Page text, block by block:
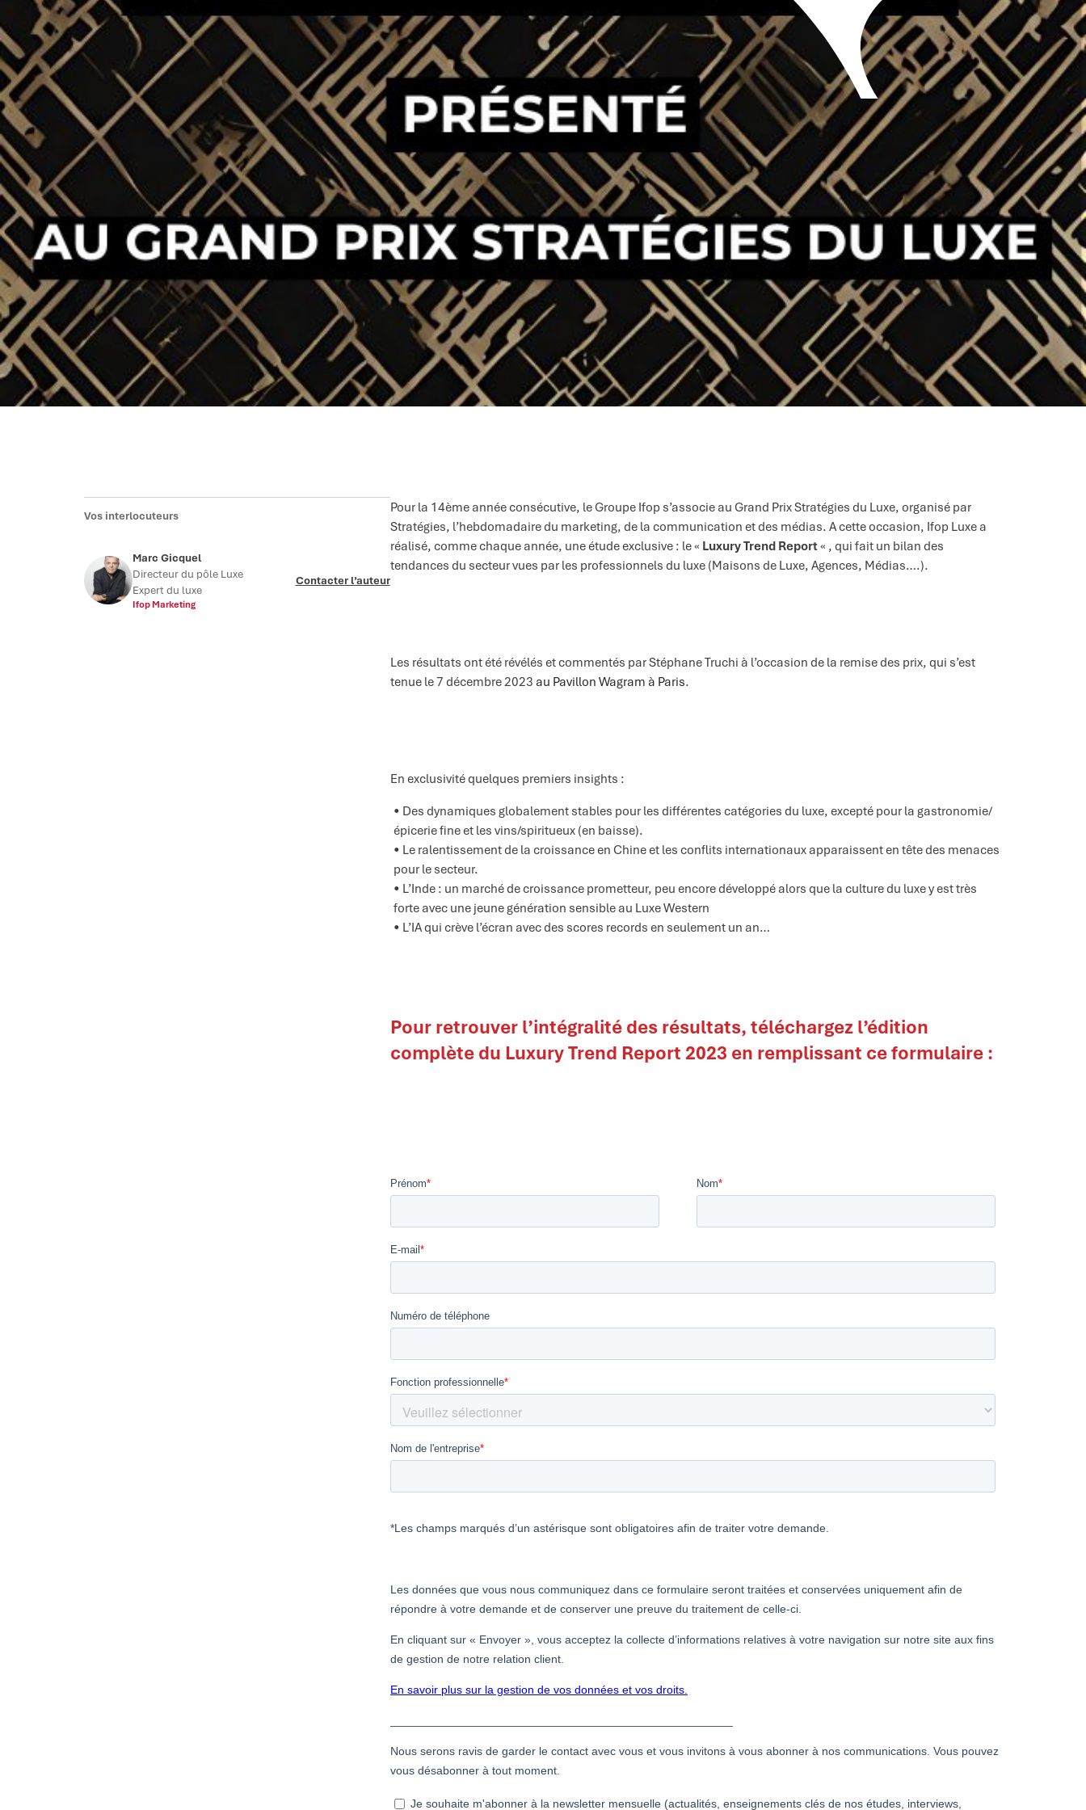
Vos interlocuteurs
Marc Gicquel
Directeur du pôle Luxe
Expert du luxe
Ifop Marketing
Contacter l’auteur
Pour la 14ème année consécutive, le Groupe Ifop s’associe au Grand Prix Stratégies du Luxe, organisé par
Stratégies, l’hebdomadaire du marketing, de la communication et des médias. A cette occasion, Ifop Luxe a
réalisé, comme chaque année, une étude exclusive : le « Luxury Trend Report« , qui fait un bilan des
tendances du secteur vues par les professionnels du luxe (Maisons de Luxe, Agences, Médias….).
Les résultats ont été révélés et commentés par Stéphane Truchi à l’occasion de la remise des prix, qui s’est
tenue le 7 décembre 2023 au Pavillon Wagram à Paris.
En exclusivité quelques premiers insights :
Des dynamiques globalement stables pour les différentes catégories du luxe, excepté pour la gastronomie/
épicerie fine et les vins/spiritueux (en baisse).
Le ralentissement de la croissance en Chine et les conflits internationaux apparaissent en tête des menaces
pour le secteur.
L’Inde : un marché de croissance prometteur, peu encore développé alors que la culture du luxe y est très
forte avec une jeune génération sensible au Luxe Western
L’IA qui crève l’écran avec des scores records en seulement un an…
Pour retrouver l’intégralité des résultats,téléchargez l’édition
complète du Luxury Trend Report 2023 en remplissant ce formulaire :